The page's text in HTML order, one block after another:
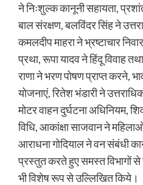
ने निःशुल्क कानूनी सहायता,
बाल संरक्षण, बलविंदर सिंह ने
कमलदीप माहरा ने भ्रष्टाचार
प्रथा, रूपा यादव ने हिंदू विवाह
राणा ने भरण पोषण प्राप्त करने,
योजनाएं, रितेश भंडारी ने
मोटर वाहन दुर्घटना अधिनियम,
विधि, आकांक्षा साजवान ने
आराधना गोदियाल ने वन संबंधी
प्रस्तुत करते हुए समस्त विभागों
भी विशेष रूप से उल्लिखित किये।